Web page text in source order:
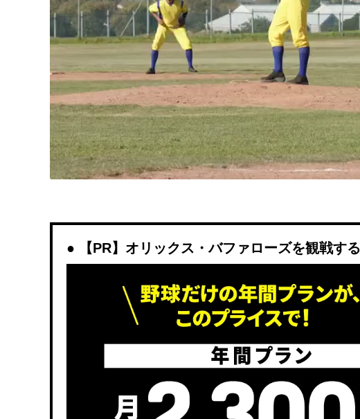
【PR】オリックス・バファローズを観戦す